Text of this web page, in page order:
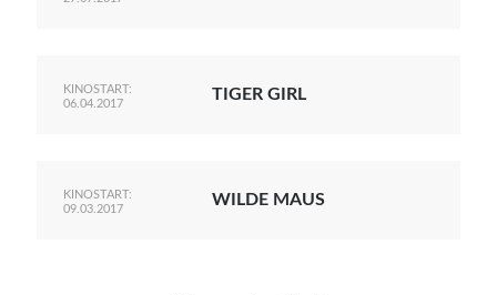
KINOSTART:
06.04.2017
TIGER GIRL
KINOSTART:
09.03.2017
WILDE MAUS